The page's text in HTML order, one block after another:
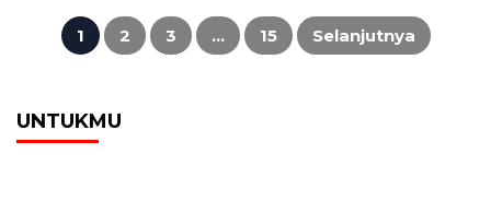
Paginasi
pos
1 2 3 … 15 Selanjutnya
UNTUKMU